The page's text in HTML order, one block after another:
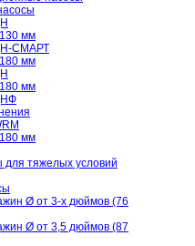
мм
СМАРТ
мм
мм
мм
тяжелых условий
Ø от 3-х дюймов (76
Ø от 3,5 дюймов (87